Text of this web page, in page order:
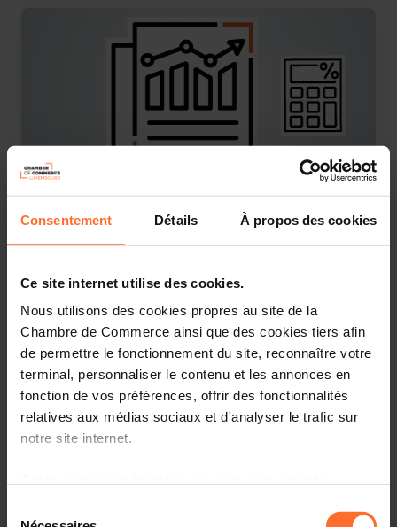
Consentement Détails À propos des cookies
Ce site internet utilise des cookies.
Nous utilisons des cookies propres au site de la
Chambre de Commerce ainsi que des cookies tiers afin
de permettre le fonctionnement du site, reconnaître votre
terminal, personnaliser le contenu et les annonces en
fonction de vos préférences, offrir des fonctionnalités
relatives aux médias sociaux et d'analyser le trafic sur
notre site internet.
à l’exception des cookies strictement nécessaires au
Mardi 11 Juin 2024